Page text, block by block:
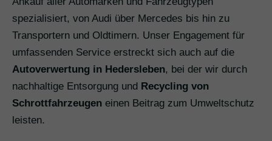
spezialisiert, von Audi über Mercedes bis hin zu
Transportern und Oldtimern. Unser Engagement für
umfassenden Service erstreckt sich auch auf die
Autoverwertung in Hedersleben, bei der wir durch
nachhaltige Entsorgung und Recycling von
Schrottfahrzeugen einen Beitrag zum Umweltschutz
leisten.